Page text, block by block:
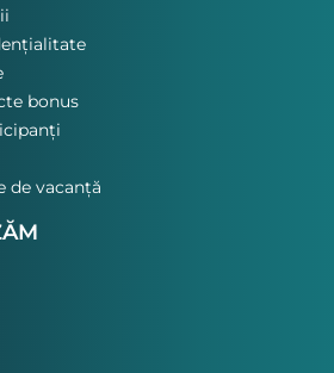
bonus
de vacanță